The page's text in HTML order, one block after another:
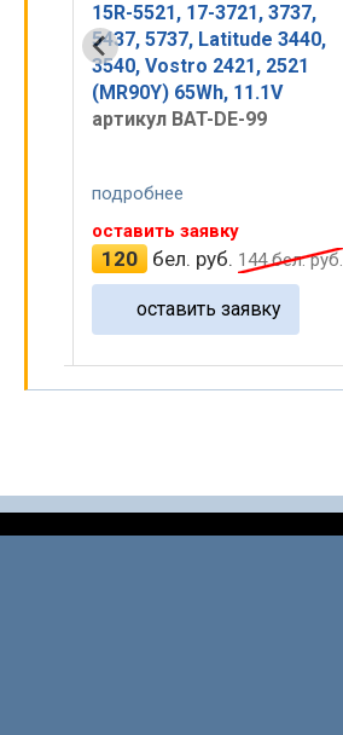
15R-5521, 17-3721, 3737,
5437, 5737, Latitude 3440,
3540, Vostro 2421, 2521
(MR90Y) 65Wh, 11.1V
артикул BAT-DE-99
подробнее
оставить заявку
120 бел. руб. 144бел. руб.
оставить заявку